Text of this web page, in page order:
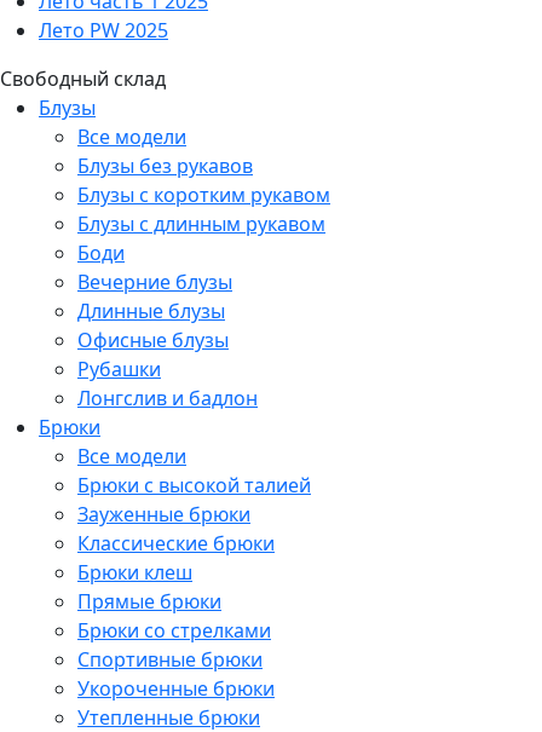
Лето PW 2025
Свободный склад
Блузы
Все модели
Блузы без рукавов
Блузы с коротким рукавом
Блузы с длинным рукавом
Боди
Вечерние блузы
Длинные блузы
Офисные блузы
Рубашки
Лонгслив и бадлон
Брюки
Все модели
Брюки с высокой талией
Зауженные брюки
Классические брюки
Брюки клеш
Прямые брюки
Брюки со стрелками
Спортивные брюки
Укороченные брюки
Утепленные брюки